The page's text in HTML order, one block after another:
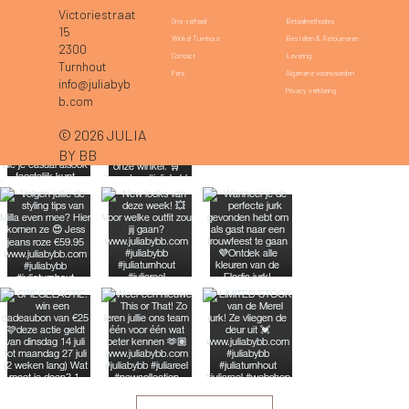
Victoriestraat
15
2300
Turnhout
info@juliabyb
b.com
© 2026 JULIA
BY BB
Ons verhaal
Winkel Turnhout
Contact
Pers
Betaalmethodes
Bestellen & Retourneren
Levering
Algemene voorwaarden
Privacy verklaring